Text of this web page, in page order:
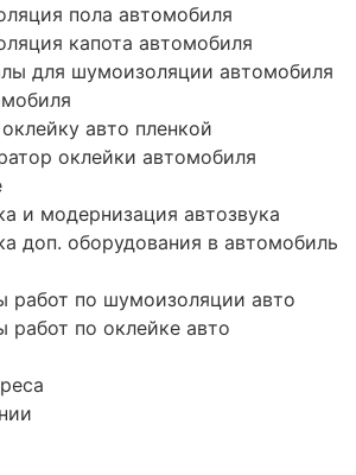
пола автомобиля
капота автомобиля
для шумоизоляции автомобиля
авто пленкой
оклейки автомобиля
и модернизация автозвука
доп. оборудования в автомобиль
работ по шумоизоляции авто
работ по оклейке авто